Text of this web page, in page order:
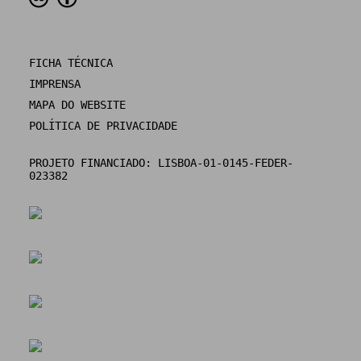
FICHA TÉCNICA
IMPRENSA
MAPA DO WEBSITE
POLÍTICA DE PRIVACIDADE
PROJETO FINANCIADO: LISBOA-01-0145-FEDER-
023382